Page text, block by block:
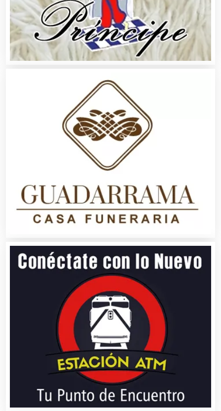
Artículos de Oficina
Artículos Deportivos
Artículos Importados
Artículos para Regalos
Artículos Personales
Artículos Publicitarios
Aseguradoras
Asesores Técnicos
Asesoría Fiscal